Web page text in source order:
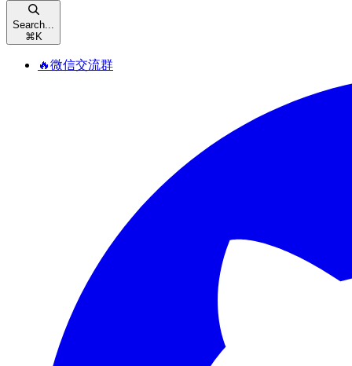
Search...
⌘ K
🔥微信交流群